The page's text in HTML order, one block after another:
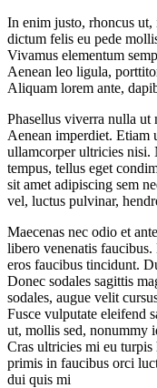
In enim justo, rhoncus
dictum felis eu pede
Vivamus elementum
Aenean leo ligula,
Aliquam lorem ante,
Phasellus viverra nulla ut
Aenean imperdiet. Etiam
ullamcorper ultricies nisi.
tempus, tellus eget
sit amet adipiscing sem
vel, luctus pulvinar,
Maecenas nec odio et
libero venenatis
eros faucibus tincidunt.
Donec sodales sagittis
sodales, augue velit
Fusce vulputate eleifend
ut, mollis sed, nonummy
Cras ultricies mi eu
primis in faucibus orci
dui quis mi